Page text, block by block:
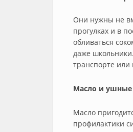
Они нужны не
прогулках и в
обливаться
даже
транспорте или
Масло и ушные
Масло
профилактики